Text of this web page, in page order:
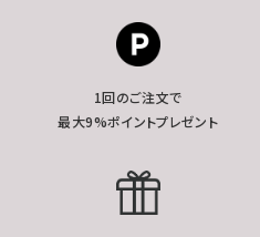
1回のご注文で
最大9%ポイントプレゼント